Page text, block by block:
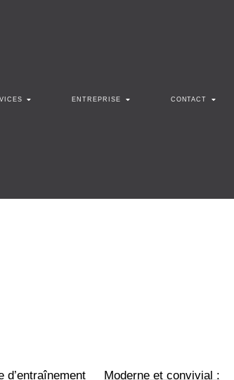
ENTREPRISE CONTACT
d’entraînement
Moderne et convivial :